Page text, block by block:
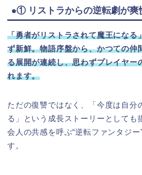
●① リストラからの逆転劇が爽
「勇者がリストラされて魔王になる
ず新鮮。物語序盤から、かつての仲
る展開が連続し、思わずプレイヤー
れます。
ただの復讐ではなく、「今度は自分
る」という成長ストーリーとしても
会人の共感を呼ぶ“逆転ファンタジー
す。